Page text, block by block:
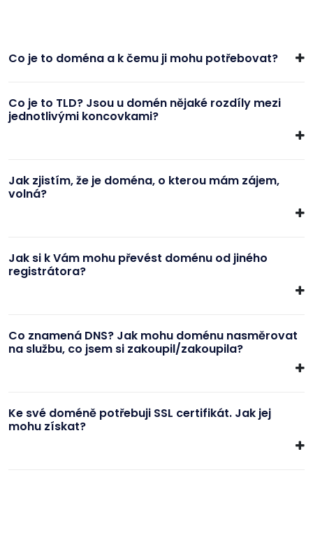
Co je to doména a k čemu ji mohu potřebovat?
Co je to TLD? Jsou u domén nějaké rozdíly mezi
jednotlivými koncovkami?
Jak zjistím, že je doména, o kterou mám zájem,
volná?
Jak si k Vám mohu převést doménu od jiného
registrátora?
Co znamená DNS? Jak mohu doménu nasměrovat
na službu, co jsem si zakoupil/zakoupila?
Ke své doméně potřebuji SSL certifikát. Jak jej
mohu získat?